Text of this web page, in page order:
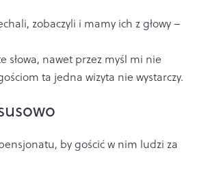
zobaczyli i mamy ich z głowy –
słowa, nawet przez myśl mi nie
ta jedna wizyta nie wystarczy.
by gościć w nim ludzi za